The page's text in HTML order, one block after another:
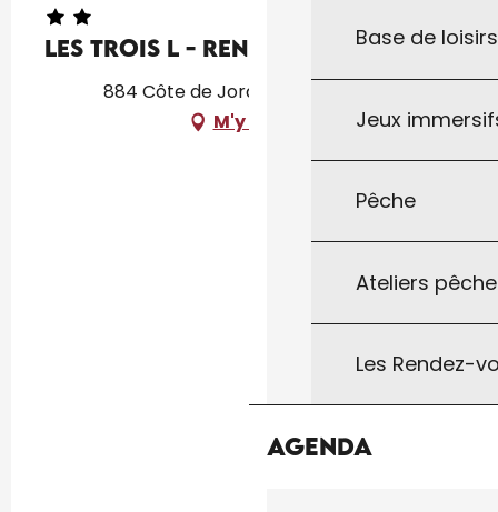
Base de
Jeux
Pêche
Ateliers
Les Rendez-
Agenda
Les Trois L - Renard
884 Côte de Jordy, 46250 Gindou
M'y rendre